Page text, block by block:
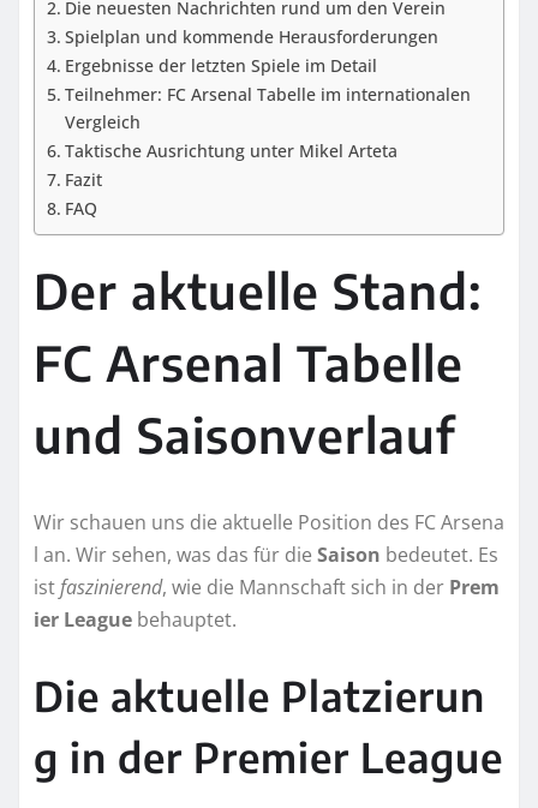
Die neuesten Nachrichten rund um den Verein
Spielplan und kommende Herausforderungen
Ergebnisse der letzten Spiele im Detail
Teilnehmer: FC Arsenal Tabelle im internationalen
Vergleich
Taktische Ausrichtung unter Mikel Arteta
Fazit
FAQ
Der aktuelle Stand:
FC Arsenal Tabelle
und Saisonverlauf
Wir schauen uns die aktuelle Position des FC Arsena
l an. Wir sehen, was das für die Saison bedeutet. Es
istfaszinierend, wie die Mannschaft sich in der Prem
ier League behauptet.
Die aktuelle Platzierun
g in der Premier League